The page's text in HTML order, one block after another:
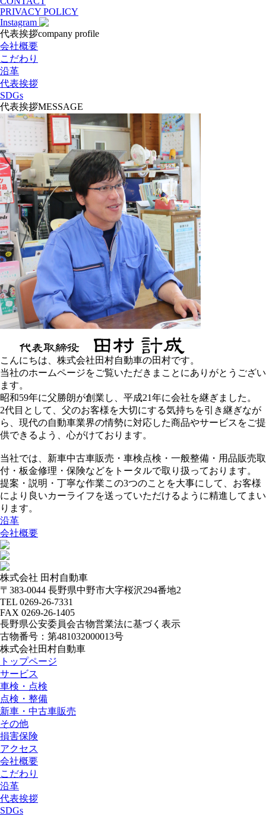
PRIVACY POLICY
Instagram
代表挨拶company profile
会社概要
こだわり
沿革
代表挨拶
SDGs
代表挨拶MESSAGE
こんにちは、株式会社田村自動車の田村です。
当社のホームページをご覧いただきまことにありがとうござい
ます。
昭和59年に父勝朗が創業し、平成21年に会社を継ぎました。
2代目として、父のお客様を大切にする気持ちを引き継ぎなが
ら、現代の自動車業界の情勢に対応した商品やサービスをご提
供できるよう、心がけております。
当社では、新車中古車販売・車検点検・一般整備・用品販売取
付・板金修理・保険などをトータルで取り扱っております。
提案・説明・丁寧な作業この3つのことを大事にして、お客様
により良いカーライフを送っていただけるように精進してまい
ります。
沿革
会社概要
株式会社 田村自動車
〒383-0044 長野県中野市大字桜沢294番地2
TEL 0269-26-7331
FAX 0269-26-1405
長野県公安委員会古物営業法に基づく表示
古物番号：第481032000013号
株式会社田村自動車
トップページ
サービス
車検・点検
点検・整備
新車・中古車販売
その他
損害保険
アクセス
会社概要
こだわり
沿革
代表挨拶
SDGs